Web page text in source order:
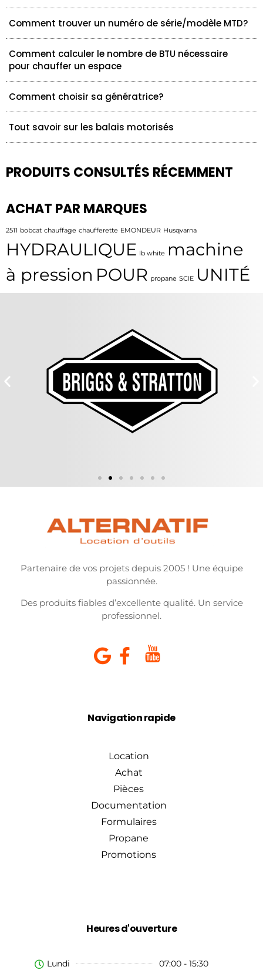
Comment trouver un numéro de série/modèle MTD?
Comment calculer le nombre de BTU nécessaire
pour chauffer un espace
Comment choisir sa génératrice?
Tout savoir sur les balais motorisés
PRODUITS CONSULTÉS RÉCEMMENT
ACHAT PAR MARQUES
2511 bobcat chauffage chaufferette EMONDEUR Husqvarna
HYDRAULIQUE lb white machine
à pression POUR propane SCIE UNITÉ
Partenaire de vos projets depuis 2005 ! Une équipe
passionnée.
Des produits fiables d’excellente qualité. Un service
professionnel.
Navigation rapide
Location
Achat
Pièces
Documentation
Formulaires
Propane
Promotions
Heures d'ouverture
Lundi
07:00 - 15:30